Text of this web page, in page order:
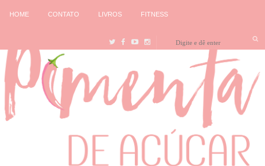
HOME CONTATO LIVROS FITNESS